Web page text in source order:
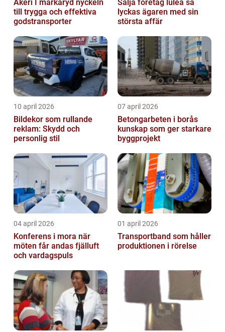
Åkeri I markaryd nyckeln
till trygga och effektiva
godstransporter
Sälja företag luleå så
lyckas ägaren med sin
största affär
10 april 2026
Bildekor som rullande
reklam: Skydd och
personlig stil
07 april 2026
Betongarbeten i borås
kunskap som ger starkare
byggprojekt
04 april 2026
Konferens i mora när
möten får andas fjälluft
och vardagspuls
01 april 2026
Transportband som håller
produktionen i rörelse